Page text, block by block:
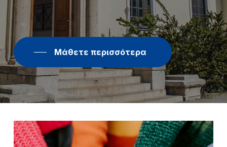
Μάθετε περισσότερα